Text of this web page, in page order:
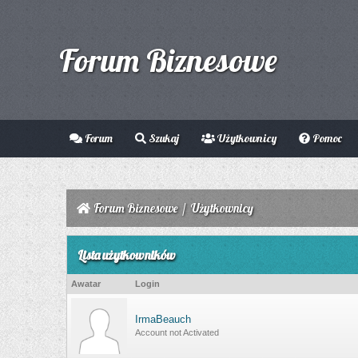
Forum Biznesowe
Forum Szukaj Użytkownicy Pomoc
Forum Biznesowe / Użytkownicy
Lista użytkowników
Awatar Login
IrmaBeauch
Account not Activated